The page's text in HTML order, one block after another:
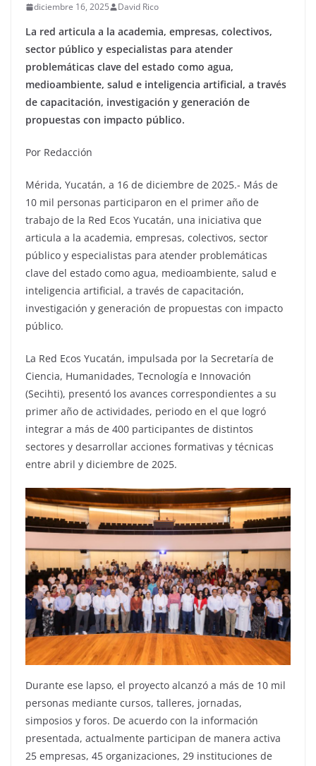
diciembre 16, 2025 David Rico
La red articula a la academia, empresas, colectivos,
sector público y especialistas para atender
problemáticas clave del estado como agua,
medioambiente, salud e inteligencia artificial, a través
de capacitación, investigación y generación de
propuestas con impacto público.
Por Redacción
Mérida, Yucatán, a 16 de diciembre de 2025.- Más de
10 mil personas participaron en el primer año de
trabajo de la Red Ecos Yucatán, una iniciativa que
articula a la academia, empresas, colectivos, sector
público y especialistas para atender problemáticas
clave del estado como agua, medioambiente, salud e
inteligencia artificial, a través de capacitación,
investigación y generación de propuestas con impacto
público.
La Red Ecos Yucatán, impulsada por la Secretaría de
Ciencia, Humanidades, Tecnología e Innovación
(Secihti), presentó los avances correspondientes a su
primer año de actividades, periodo en el que logró
integrar a más de 400 participantes de distintos
sectores y desarrollar acciones formativas y técnicas
entre abril y diciembre de 2025.
Durante ese lapso, el proyecto alcanzó a más de 10 mil
personas mediante cursos, talleres, jornadas,
simposios y foros. De acuerdo con la información
presentada, actualmente participan de manera activa
25 empresas, 45 organizaciones, 29 instituciones de